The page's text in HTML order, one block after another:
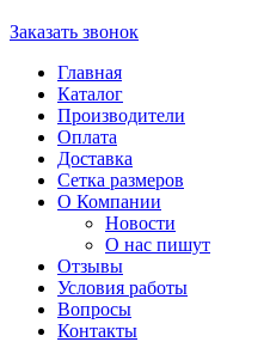
Заказать звонок
Главная
Каталог
Производители
Оплата
Доставка
Сетка размеров
О Компании
Новости
О нас пишут
Отзывы
Условия работы
Вопросы
Контакты